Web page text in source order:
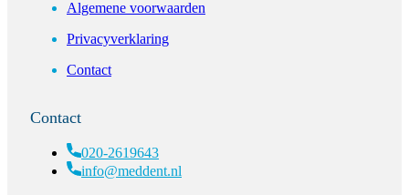
Algemene voorwaarden
Privacyverklaring
Contact
Contact
020-2619643
info@meddent.nl